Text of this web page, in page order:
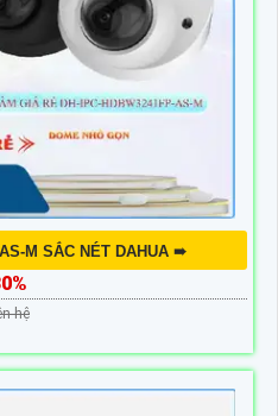
M SẮC NÉT DAHUA ➠
hệ